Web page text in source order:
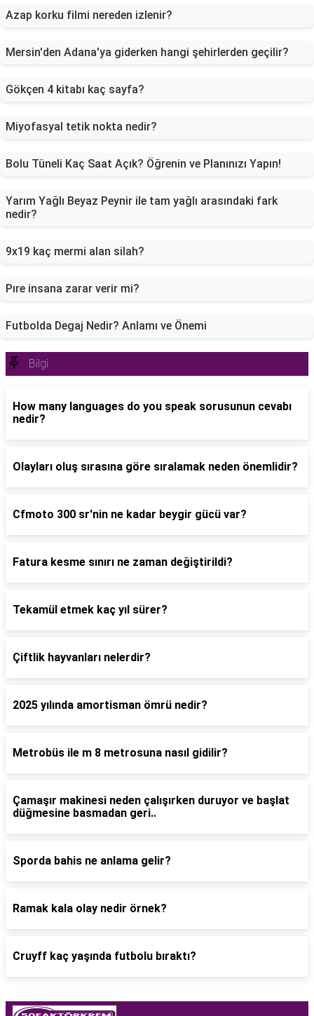
Azap korku filmi nereden izlenir?
Mersin'den Adana'ya giderken hangi şehirlerden geçilir?
Gökçen 4 kitabı kaç sayfa?
Miyofasyal tetik nokta nedir?
Bolu Tüneli Kaç Saat Açık? Öğrenin ve Planınızı Yapın!
Yarım Yağlı Beyaz Peynir ile tam yağlı arasındaki fark
nedir?
9x19 kaç mermi alan silah?
Pıre insana zarar verir mi?
Futbolda Degaj Nedir? Anlamı ve Önemi
Bilgi
How many languages do you speak sorusunun cevabı
nedir?
Olayları oluş sırasına göre sıralamak neden önemlidir?
Cfmoto 300 sr'nin ne kadar beygir gücü var?
Fatura kesme sınırı ne zaman değiştirildi?
Tekamül etmek kaç yıl sürer?
Çiftlik hayvanları nelerdir?
2025 yılında amortisman ömrü nedir?
Metrobüs ile m 8 metrosuna nasıl gidilir?
Çamaşır makinesi neden çalışırken duruyor ve başlat
düğmesine basmadan geri..
Sporda bahis ne anlama gelir?
Ramak kala olay nedir örnek?
Cruyff kaç yaşında futbolu bıraktı?